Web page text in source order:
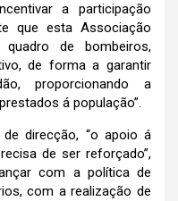
a participação
que esta Associação
de bombeiros,
de forma a garantir
proporcionando a
á população”.
direcção, “o apoio á
de ser reforçado”,
com a política de
com a realização de